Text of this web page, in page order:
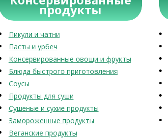
продукты
Пикули и чатни
Пасты и урбеч
Консервированные овощи и фрукты
Блюда быстрого приготовления
Соусы
Продукты для суши
Сушеные и сухие продукты
Замороженные продукты
Веганские продукты